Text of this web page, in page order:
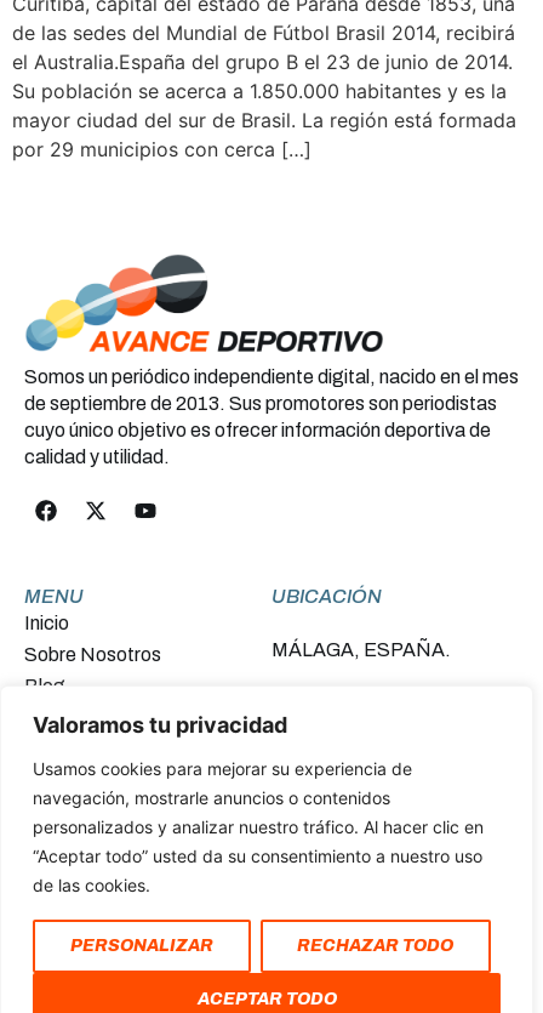
Valoramos tu privacidad
Usamos cookies para mejorar su experiencia de
navegación, mostrarle anuncios o contenidos
personalizados y analizar nuestro tráfico. Al hacer clic en
“Aceptar todo” usted da su consentimiento a nuestro uso
de las cookies.
PERSONALIZAR RECHAZAR TODO
ACEPTAR TODO
de las sedes del Mundial de Fútbol Brasil 2014, recibirá
el Australia.España del grupo B el 23 de junio de 2014.
Su población se acerca a 1.850.000 habitantes y es la
mayor ciudad del sur de Brasil. La región está formada
por 29 municipios con cerca […]
Somos un periódico independiente digital, nacido en el mes
de septiembre de 2013. Sus promotores son periodistas
cuyo único objetivo es ofrecer información deportiva de
calidad y utilidad.
MENU
Inicio
Sobre Nosotros
Blog
Contacto
UBICACIÓN
MÁLAGA, ESPAÑA.
FINANCIADO POR LA UNIÓN EUROPEA –
NEXTGENERATIONEU
Declaración de Accesibilidad